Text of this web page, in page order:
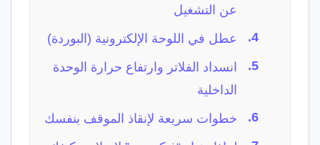
عن التشغيل
عطل في اللوحة الإلكترونية (البوردة)
انسداد الفلاتر وارتفاع حرارة الوحدة
الداخلية
خطوات سريعة لإنقاذ الموقف بنفسك